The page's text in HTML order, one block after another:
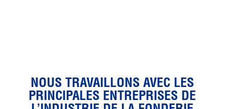
NOUS TRAVAILLONS AVEC LES
PRINCIPALES ENTREPRISES DE